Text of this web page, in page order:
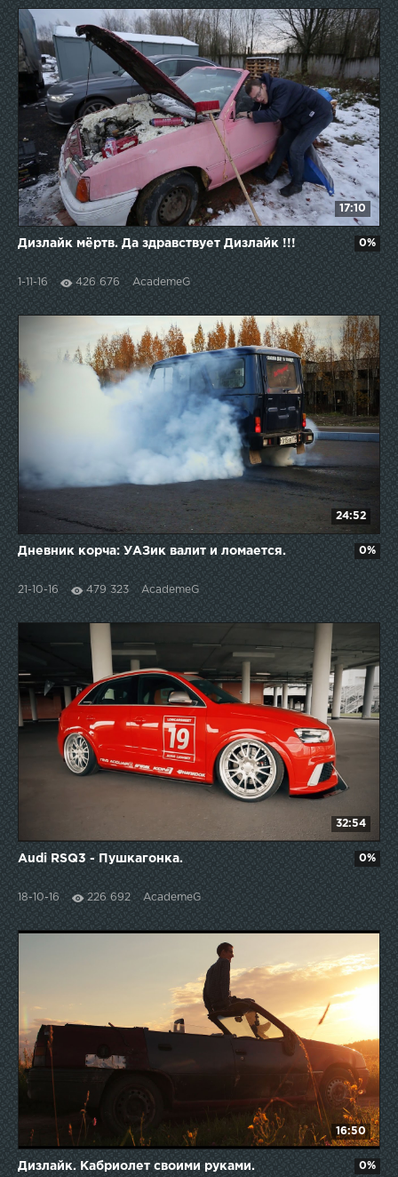
17:10
Дизлайк мёртв. Да здравствует Дизлайк !!!
1-11-16 426 676 AcademeG
0%
24:52
Дневник корча: УАЗик валит и ломается.
21-10-16 479 323 AcademeG
0%
32:54
Audi RSQ3 - Пушкагонка.
18-10-16 226 692 AcademeG
0%
16:50
Дизлайк. Кабриолет своими руками. 0%